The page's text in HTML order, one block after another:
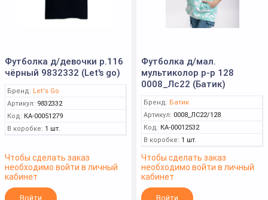
Футболка д/девочки р.116
чёрный 9832332 (Let's go)
Бренд: Let's Go
Артикул: 9832332
Код: КА-00051279
В коробке: 1 шт.
Чтобы сделать заказ
необходимо войти в личный
кабинет
Войти
Футболка д/мал.
мультиколор р-р 128
0008_Лс22 (Батик)
Бренд: Батик
Артикул: 0008_ЛС22/128
Код: КА-00012532
В коробке: 1 шт.
Чтобы сделать заказ
необходимо войти в личный
кабинет
Войти